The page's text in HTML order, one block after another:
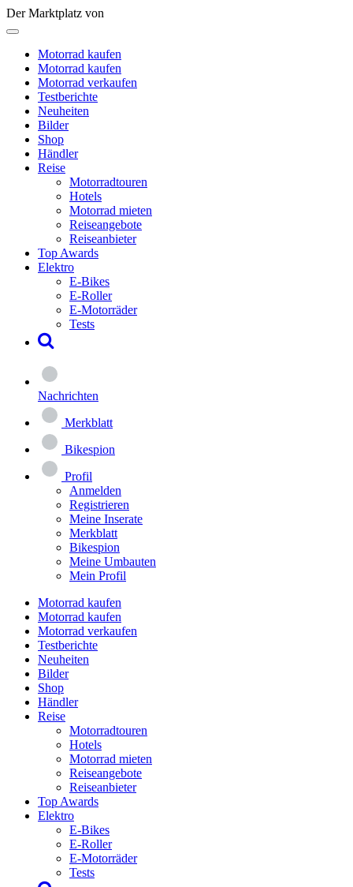
Der Marktplatz von
Motorrad kaufen
Motorrad kaufen
Motorrad verkaufen
Testberichte
Neuheiten
Bilder
Shop
Händler
Reise
Motorradtouren
Hotels
Motorrad mieten
Reiseangebote
Reiseanbieter
Top Awards
Elektro
E-Bikes
E-Roller
E-Motorräder
Tests
Nachrichten
Merkblatt
Bikespion
Profil
Anmelden
Registrieren
Meine Inserate
Merkblatt
Bikespion
Meine Umbauten
Mein Profil
Motorrad kaufen
Motorrad kaufen
Motorrad verkaufen
Testberichte
Neuheiten
Bilder
Shop
Händler
Reise
Motorradtouren
Hotels
Motorrad mieten
Reiseangebote
Reiseanbieter
Top Awards
Elektro
E-Bikes
E-Roller
E-Motorräder
Tests